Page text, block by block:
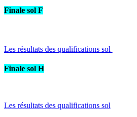
Finale sol F
Les résultats des qualifications sol
Finale sol H
Les résultats des qualifications sol